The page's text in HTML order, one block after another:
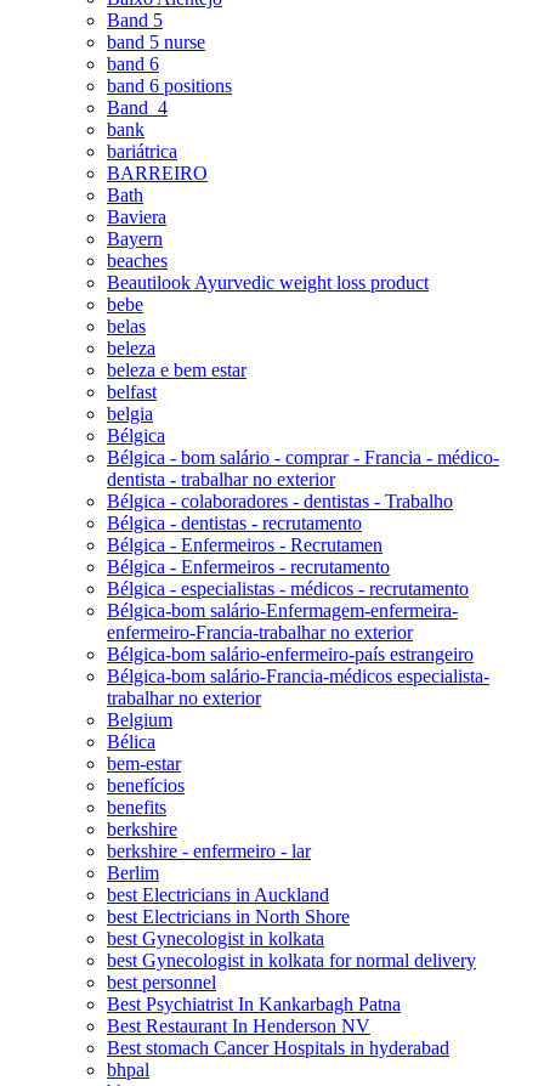
Band 5
band 5 nurse
band 6
band 6 positions
Band_4
bank
bariátrica
BARREIRO
Bath
Baviera
Bayern
beaches
Beautilook Ayurvedic weight loss product
bebe
belas
beleza
beleza e bem estar
belfast
belgia
Bélgica
Bélgica - bom salário - comprar - Francia - médico-
dentista - trabalhar no exterior
Bélgica - colaboradores - dentistas - Trabalho
Bélgica - dentistas - recrutamento
Bélgica - Enfermeiros - Recrutamen
Bélgica - Enfermeiros - recrutamento
Bélgica - especialistas - médicos - recrutamento
Bélgica-bom salário-Enfermagem-enfermeira-
enfermeiro-Francia-trabalhar no exterior
Bélgica-bom salário-enfermeiro-país estrangeiro
Bélgica-bom salário-Francia-médicos especialista-
trabalhar no exterior
Belgium
Bélica
bem-estar
benefícios
benefits
berkshire
berkshire - enfermeiro - lar
Berlim
best Electricians in Auckland
best Electricians in North Shore
best Gynecologist in kolkata
best Gynecologist in kolkata for normal delivery
best personnel
Best Psychiatrist In Kankarbagh Patna
Best Restaurant In Henderson NV
Best stomach Cancer Hospitals in hyderabad
bhpal